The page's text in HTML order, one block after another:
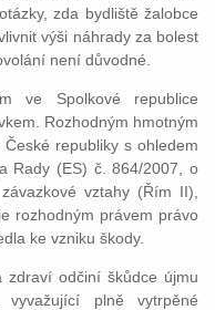
zda bydliště žalobce
výši náhrady za bolest
není důvodné.
ve Spolkové republice
Rozhodným hmotným
republiky s ohledem
Rady (ES) č. 864/2007, o
vztahy (Řím II),
rozhodným právem právo
ke vzniku škody.
odčiní škůdce újmu
vyvažující plně vytrpěné